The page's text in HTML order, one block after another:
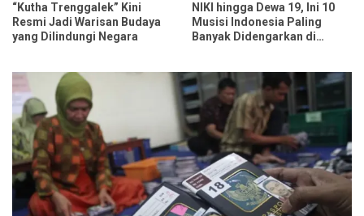
“Kutha Trenggalek” Kini
Resmi Jadi Warisan Budaya
yang Dilindungi Negara
NIKI hingga Dewa 19, Ini 10
Musisi Indonesia Paling
Banyak Didengarkan di